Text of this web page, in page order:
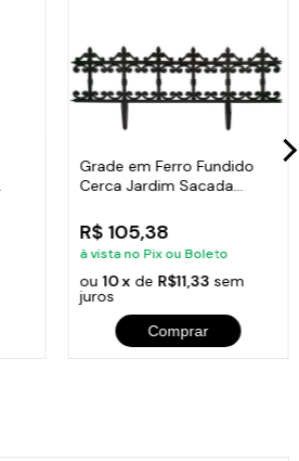
Grade em Ferro Fundido
Cerca Jardim Sacada
R$ 105,38
à vista no Pix ou Boleto
ou 10 x de R$11,33 sem
juros
Comprar